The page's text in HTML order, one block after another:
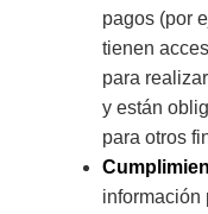
pagos (por
tienen
para
y están
para otros
información